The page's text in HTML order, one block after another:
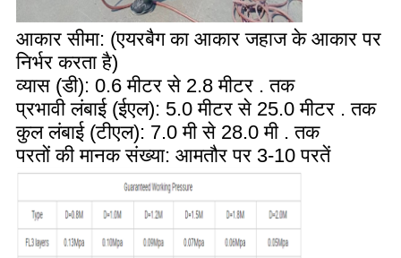
आकार सीमा: (एयरबैग का आकार जहाज के आकार पर
निर्भर करता है)
व्यास (डी): 0.6 मीटर से 2.8 मीटर . तक
प्रभावी लंबाई (ईएल): 5.0 मीटर से 25.0 मीटर . तक
कुल लंबाई (टीएल): 7.0 मी से 28.0 मी . तक
परतों की मानक संख्या: आमतौर पर 3-10 परतें